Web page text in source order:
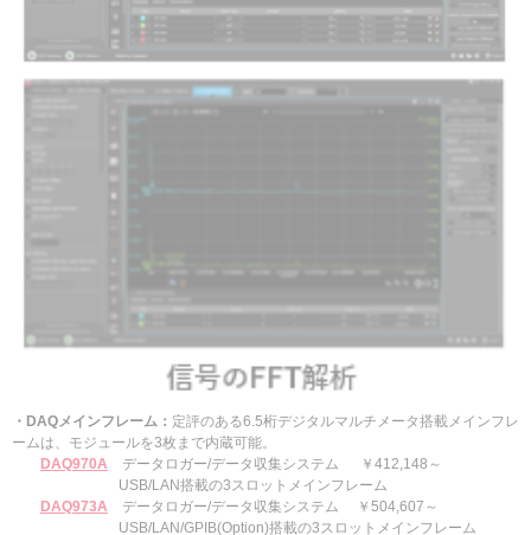
・DAQメインフレーム： 定評のある6.5桁デジタルマルチメータ搭載メインフレ
ームは、モジュールを3枚まで内蔵可能。
DAQ970A データロガー/データ収集システム ￥412,148～
USB/LAN搭載の3スロットメインフレーム
DAQ973A データロガー/データ収集システム ￥504,607～
USB/LAN/GPIB(Option)搭載の3スロットメインフレーム